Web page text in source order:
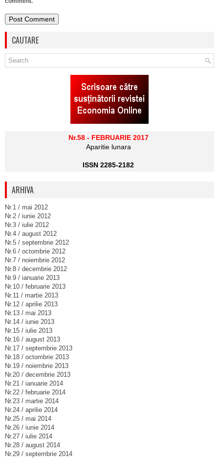
CAUTARE
Nr.58 - FEBRUARIE 2017
Aparitie lunara
ISSN 2285-2182
ARHIVA
Nr.1 / mai 2012
Nr.2 / iunie 2012
Nr.3 / iulie 2012
Nr.4 / august 2012
Nr.5 / septembrie 2012
Nr.6 / octombrie 2012
Nr.7 / noiembrie 2012
Nr.8 / decembrie 2012
Nr.9 / ianuarie 2013
Nr.10 / februarie 2013
Nr.11 / martie 2013
Nr.12 / aprilie 2013
Nr.13 / mai 2013
Nr.14 / iunie 2013
Nr.15 / iulie 2013
Nr.16 / august 2013
Nr.17 / septembrie 2013
Nr.18 / octombrie 2013
Nr.19 / noiembrie 2013
Nr.20 / decembrie 2013
Nr.21 / ianuarie 2014
Nr.22 / februarie 2014
Nr.23 / martie 2014
Nr.24 / aprilie 2014
Nr.25 / mai 2014
Nr.26 / iunie 2014
Nr.27 / iulie 2014
Nr.28 / august 2014
Nr.29 / septembrie 2014